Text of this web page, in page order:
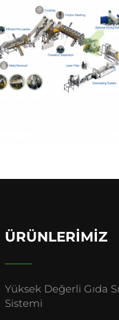
ÜRÜNLERIMIZ
Yüksek Değerli Gıda
Sistemi